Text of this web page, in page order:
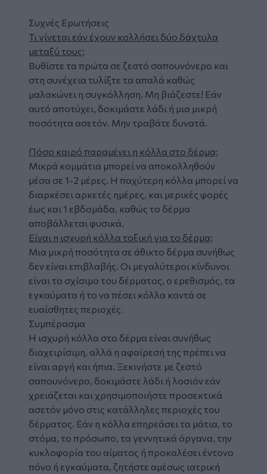
Συχνές Ερωτήσεις
Τι γίνεται εάν έχουν κολλήσει δύο δάχτυλα
μεταξύ τους;
Βυθίστε τα πρώτα σε ζεστό σαπουνόνερο και
στη συνέχεια τυλίξτε τα απαλά καθώς
μαλακώνει η συγκόλληση. Μη βιάζεστε! Εάν
αυτό αποτύχει, δοκιμάστε λάδι ή μια μικρή
ποσότητα ασετόν. Μην τραβάτε δυνατά.
Πόσο καιρό παραμένει η κόλλα στο δέρμα;
Μικρά κομμάτια μπορεί να αποκολληθούν
μέσα σε 1-2 μέρες. Η παχύτερη κόλλα μπορεί να
διαρκέσει αρκετές ημέρες, και μερικές φορές
έως και 1 εβδομάδα, καθώς το δέρμα
αποβάλλεται φυσικά.
Είναι η ισχυρή κόλλα τοξική για το δέρμα;
Μια μικρή ποσότητα σε άθικτο δέρμα συνήθως
δεν είναι επιβλαβής. Οι μεγαλύτεροι κίνδυνοι
είναι το σχίσιμο του δέρματος, ο ερεθισμός, τα
εγκαύματα ή το να πέσει κόλλα κοντά σε
ευαίσθητες περιοχές.
Συμπέρασμα
Η ισχυρή κόλλα στο δέρμα είναι συνήθως
διαχειρίσιμη, αλλά η αφαίρεσή της πρέπει να
είναι αργή και ήπια. Ξεκινήστε με ζεστό
σαπουνόνερο, δοκιμάστε λάδι ή λοσιόν εάν
χρειάζεται και χρησιμοποιήστε προσεκτικά
ασετόν μόνο στις κατάλληλες περιοχές του
δέρματος. Εάν η κόλλα επηρεάσει τα μάτια, το
στόμα, το πρόσωπο, τα γεννητικά όργανα, την
κυκλοφορία του αίματος ή προκαλέσει έντονο
πόνο ή εγκαύματα, ζητήστε αμέσως ιατρική